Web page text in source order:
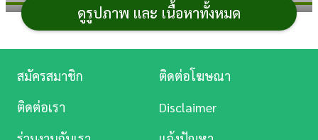
วัดโบสถ์ หลวงปู่เทียน
ปทุมธานี
ดูรูปภาพ และ เนื้อหาทั้งหมด
หนัง
สมัครสมาชิก
ติดต่อโฆษณา
ติดต่อเรา
Disclaimer